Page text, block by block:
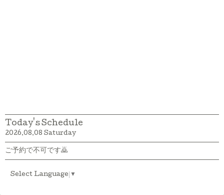
Today's Schedule
2026.08.08 Saturday
ご予約で不可です🙇
Select Language ▼